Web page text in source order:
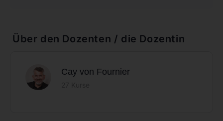
Über den Dozenten / die Dozentin
Cay von Fournier